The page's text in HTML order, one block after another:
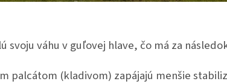
svoju váhu v guľovej hlave, čo má za
palcátom (kladivom) zapájajú menšie